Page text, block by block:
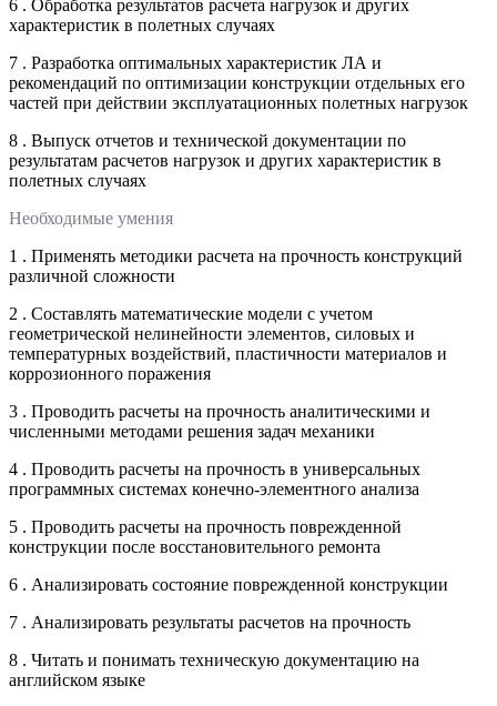
6 . Обработка результатов расчета нагрузок и других
характеристик в полетных случаях
7 . Разработка оптимальных характеристик ЛА и
рекомендаций по оптимизации конструкции отдельных его
частей при действии эксплуатационных полетных нагрузок
8 . Выпуск отчетов и технической документации по
результатам расчетов нагрузок и других характеристик в
полетных случаях
Необходимые умения
1 . Применять методики расчета на прочность конструкций
различной сложности
2 . Составлять математические модели с учетом
геометрической нелинейности элементов, силовых и
температурных воздействий, пластичности материалов и
коррозионного поражения
3 . Проводить расчеты на прочность аналитическими и
численными методами решения задач механики
4 . Проводить расчеты на прочность в универсальных
программных системах конечно-элементного анализа
5 . Проводить расчеты на прочность поврежденной
конструкции после восстановительного ремонта
6 . Анализировать состояние поврежденной конструкции
7 . Анализировать результаты расчетов на прочность
8 . Читать и понимать техническую документацию на
английском языке